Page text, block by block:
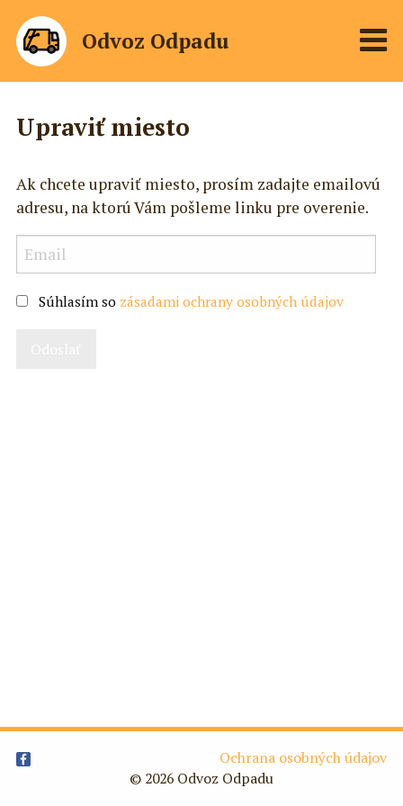
Odvoz Odpadu
Upraviť miesto
Ak chcete upraviť miesto, prosím zadajte emailovú
adresu, na ktorú Vám pošleme linku pre overenie.
Súhlasím so zásadami ochrany osobných údajov
Ochrana osobných údajov
© 2026 Odvoz Odpadu